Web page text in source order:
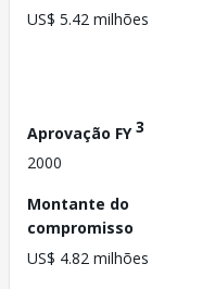
US$ 5.42 milhões
Aprovação FY3
2000
Montante do
compromisso
US$ 4.82 milhões